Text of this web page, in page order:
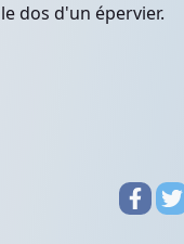
dos d'un épervier.